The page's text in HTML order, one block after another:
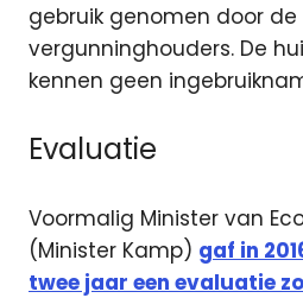
gebruik genomen door de
vergunninghouders. De
kennen geen
Evaluatie
Voormalig Minister van
(Minister Kamp) gaf in
twee jaar een evaluatie